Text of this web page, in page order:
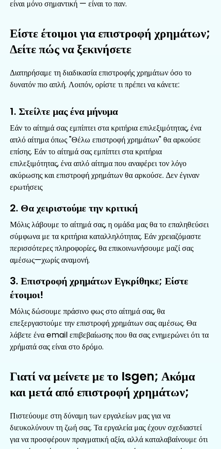
είναι μόνο σημαντική — είναι το παν.
Είστε έτοιμοι για επιστροφή χρημάτων;
Δείτε πώς να ξεκινήσετε
Διατηρήσαμε τη διαδικασία επιστροφής χρημάτων όσο το
δυνατόν πιο απλή. Λοιπόν, ορίστε τι πρέπει να κάνετε:
Στείλτε μας ένα μήνυμα
Εάν το αίτημά σας εμπίπτει στα κριτήρια επιλεξιμότητας, ένα
απλό αίτημα όπως "Θέλω επιστροφή χρημάτων" θα αρκούσε
επίσης. Εάν το αίτημά σας εμπίπτει στα κριτήρια
επιλεξιμότητας, ένα απλό αίτημα που αναφέρει τον λόγο
ακύρωσης και επιστροφή χρημάτων θα αρκούσε. Δεν έγιναν
ερωτήσεις
Θα χειριστούμε την κριτική
Μόλις λάβουμε το αίτημά σας, η ομάδα μας θα το επαληθεύσει
σύμφωνα με τα κριτήρια καταλληλότητας. Εάν χρειαζόμαστε
περισσότερες πληροφορίες, θα επικοινωνήσουμε μαζί σας
αμέσως—χωρίς αναμονή.
Επιστροφή χρημάτων Εγκρίθηκε; Είστε
έτοιμοι!
Μόλις δώσουμε πράσινο φως στο αίτημά σας, θα
επεξεργαστούμε την επιστροφή χρημάτων σας αμέσως. Θα
λάβετε ένα email επιβεβαίωσης που θα σας ενημερώνει ότι τα
χρήματά σας είναι στο δρόμο.
Γιατί να μείνετε με το Isgen; Ακόμα
και μετά από επιστροφή χρημάτων;
Πιστεύουμε στη δύναμη των εργαλείων μας για να
διευκολύνουν τη ζωή σας. Τα εργαλεία μας έχουν σχεδιαστεί
για να προσφέρουν πραγματική αξία, αλλά καταλαβαίνουμε ότι